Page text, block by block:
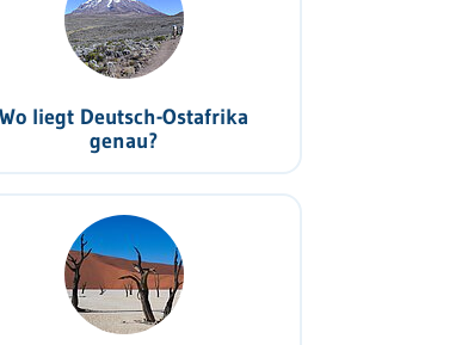
Wo liegt Deutsch-Ostafrika
genau?